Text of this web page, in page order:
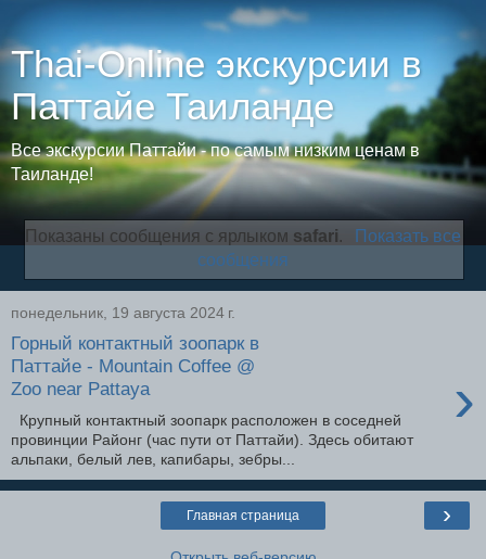
Thai-Online экскурсии в
Паттайе Таиланде
Все экскурсии Паттайи - по самым низким ценам в
Таиланде!
Показаны сообщения с ярлыком safari.
Показать все
сообщения
понедельник, 19 августа 2024 г.
Горный контактный зоопарк в
Паттайе - Mountain Coffee @
Zoo near Pattaya
›
Крупный контактный зоопарк расположен в соседней
провинции Районг (час пути от Паттайи). Здесь обитают
альпаки, белый лев, капибары, зебры...
›
Главная страница